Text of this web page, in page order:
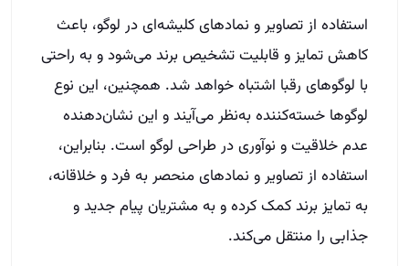
استفاده از تصاویر و نمادهای کلیشه‌ای در لوگو، باعث
کاهش تمایز و قابلیت تشخیص برند می‌شود و به راحتی
با لوگوهای رقبا اشتباه خواهد شد. همچنین، این نوع
لوگوها خسته‌کننده به‌نظر می‌آیند و این نشان‌دهنده
عدم خلاقیت و نوآوری در طراحی لوگو است. بنابراین،
استفاده از تصاویر و نمادهای منحصر به فرد و خلاقانه،
به تمایز برند کمک کرده و به مشتریان پیام جدید و
جذابی را منتقل می‌کند.